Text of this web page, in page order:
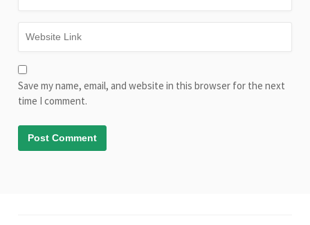
Save my name, email, and website in this browser for the next
time I comment.